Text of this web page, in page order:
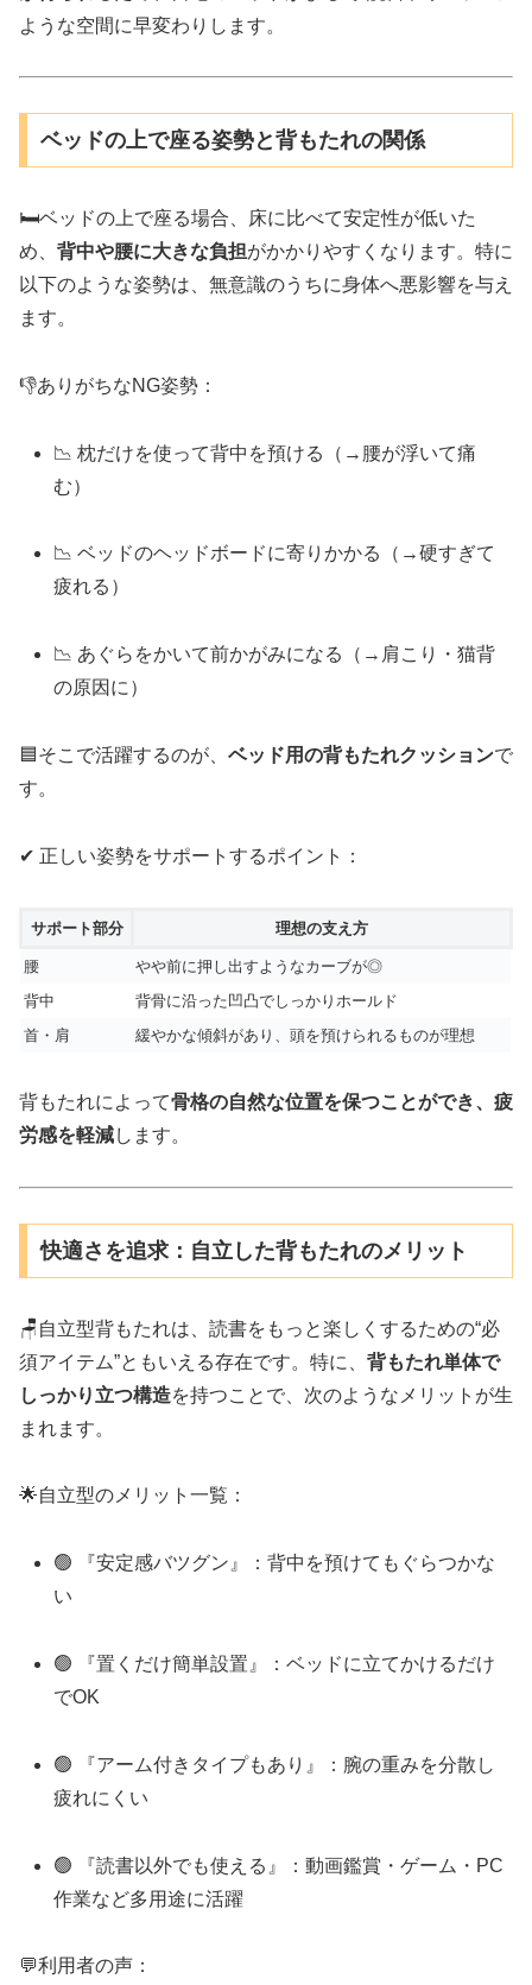
ような空間に早変わりします。
ベッドの上で座る姿勢と背もたれの関係
🛏️ベッドの上で座る場合、床に比べて安定性が低いた
め、 背中や腰に大きな負担がかかりやすくなります。特に
以下のような姿勢は、無意識のうちに身体へ悪影響を与え
ます。
👎ありがちなNG姿勢：
📉 枕だけを使って背中を預ける（→腰が浮いて痛
む）
📉 ベッドのヘッドボードに寄りかかる（→硬すぎて
疲れる）
📉 あぐらをかいて前かがみになる（→肩こり・猫背
の原因に）
🟦そこで活躍するのが、 ベッド用の背もたれクッションで
す。
✔ 正しい姿勢をサポートするポイント：
サポート部分 理想の支え方
腰
やや前に押し出すようなカーブが◎
背中
背骨に沿った凹凸でしっかりホールド
首・肩
緩やかな傾斜があり、頭を預けられるものが理想
背もたれによって骨格の自然な位置を保つことができ、疲
労感を軽減します。
快適さを追求：自立した背もたれのメリット
🪑自立型背もたれは、読書をもっと楽しくするための“必
須アイテム”ともいえる存在です。特に、 背もたれ単体で
しっかり立つ構造を持つことで、次のようなメリットが生
まれます。
🌟自立型のメリット一覧：
🟢 『安定感バツグン』：背中を預けてもぐらつかな
い
🟢 『置くだけ簡単設置』：ベッドに立てかけるだけ
でOK
🟢 『アーム付きタイプもあり』：腕の重みを分散し
疲れにくい
🟢 『読書以外でも使える』：動画鑑賞・ゲーム・PC
作業など多用途に活躍
💬利用者の声：